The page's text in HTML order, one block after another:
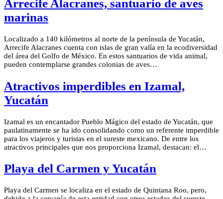
Arrecife Alacranes, santuario de aves
marinas
Localizado a 140 kilómetros al norte de la península de Yucatán,
Arrecife Alacranes cuenta con islas de gran valía en la ecodiversidad
del área del Golfo de México. En estos santuarios de vida animal,
pueden contemplarse grandes colonias de aves…
Atractivos imperdibles en Izamal,
Yucatán
Izamal es un encantador Pueblo Mágico del estado de Yucatán, que
paulatinamente se ha ido consolidando como un referente imperdible
para los viajeros y turistas en el sureste mexicano. De entre los
atractivos principales que nos proporciona Izamal, destacan: el…
Playa del Carmen y Yucatán
Playa del Carmen se localiza en el estado de Quintana Roo, pero,